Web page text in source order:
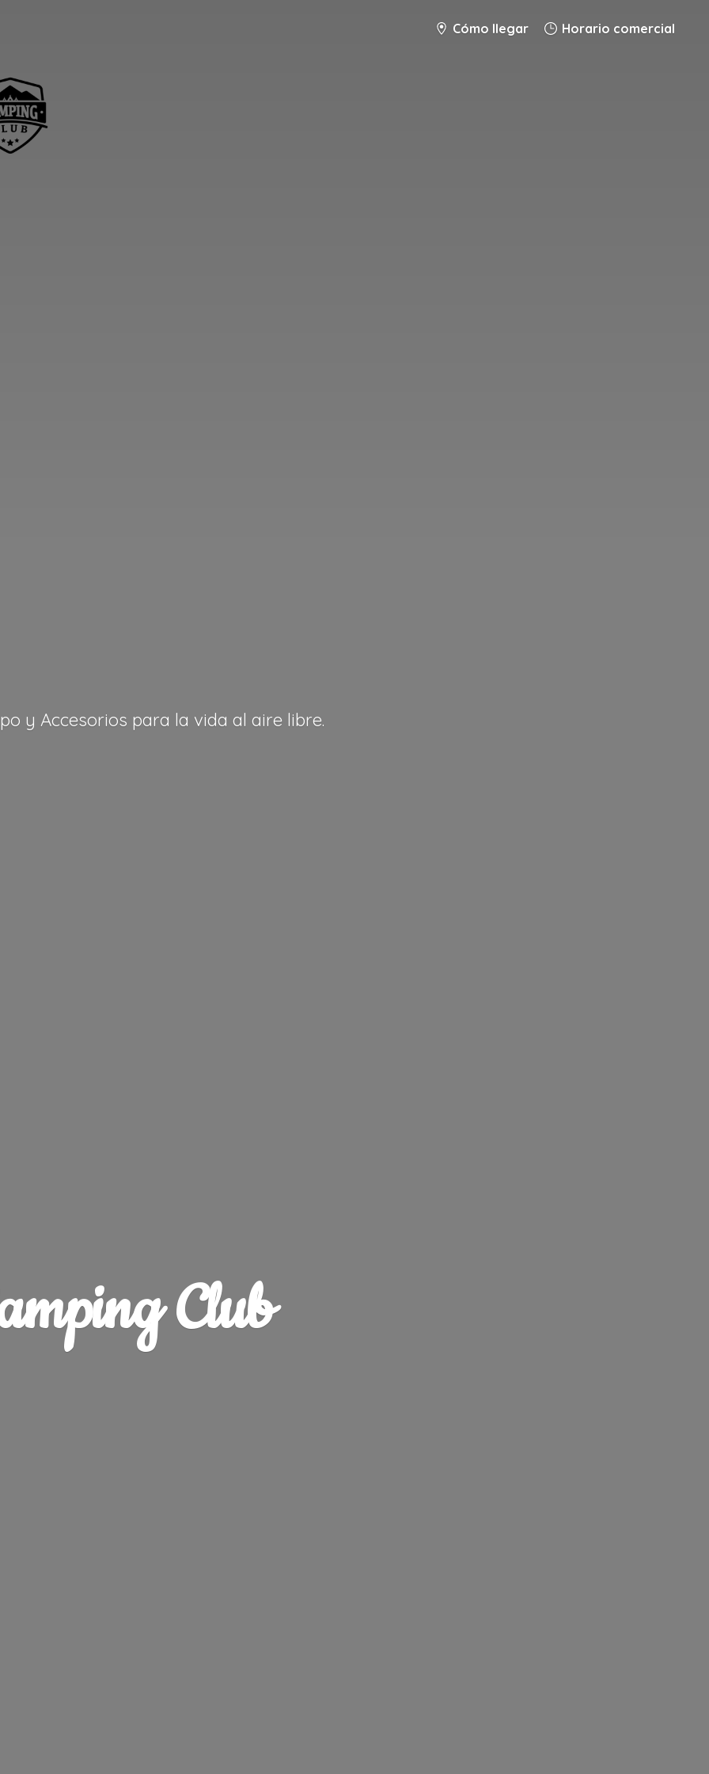
Cómo llegar Horario comercial
Club
y Accesorios para la vida al aire libre.